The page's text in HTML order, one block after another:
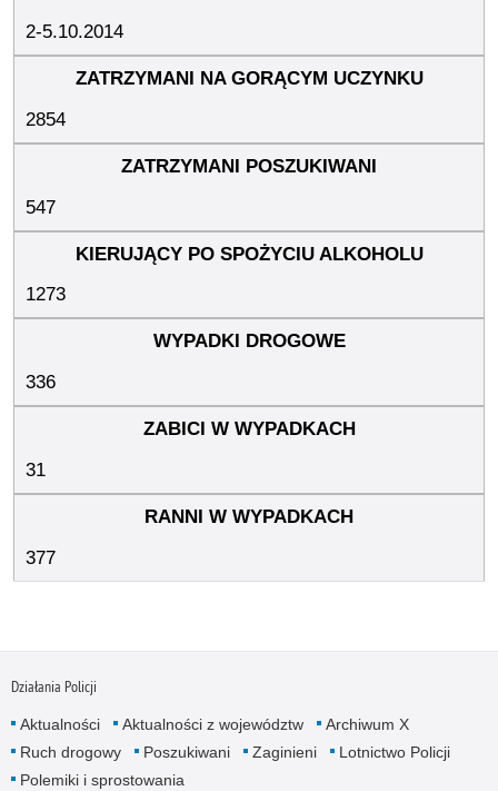
2-5.10.2014
2854
547
1273
336
31
377
Działania Policji
Aktualności Aktualności z województw
Archiwum X
Ruch drogowy
Poszukiwani Zaginieni
Lotnictwo Policji
Polemiki i sprostowania